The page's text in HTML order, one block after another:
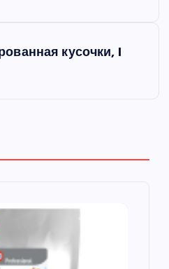
кусочки, I